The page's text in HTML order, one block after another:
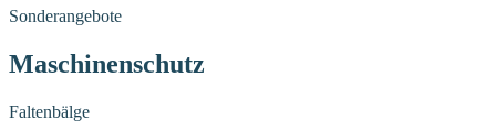
Sonderangebote
Maschinenschutz
Faltenbälge